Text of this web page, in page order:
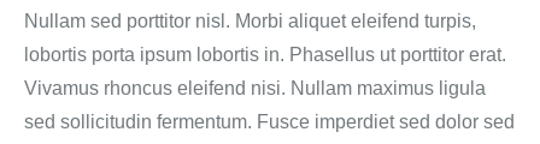
Nullam sed porttitor nisl. Morbi aliquet eleifend turpis,
lobortis porta ipsum lobortis in. Phasellus ut porttitor erat.
Vivamus rhoncus eleifend nisi. Nullam maximus ligula
sed sollicitudin fermentum. Fusce imperdiet sed dolor sed